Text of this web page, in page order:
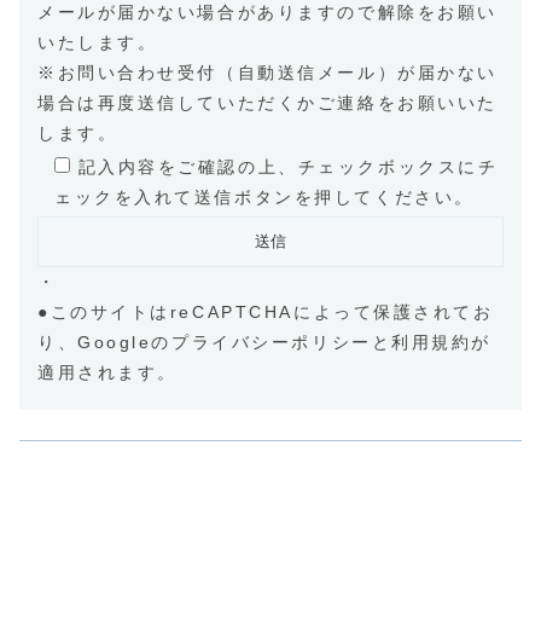
メールが届かない場合がありますので解除をお願い
いたします。
※お問い合わせ受付（自動送信メール）が届かない
場合は再度送信していただくかご連絡をお願いいた
します。
記入内容をご確認の上、チェックボックスにチ
ェックを入れて送信ボタンを押してください。
・
●このサイトはreCAPTCHAによって保護されてお
り、Googleの プライバシーポリシー と利用規約が
適用されます。